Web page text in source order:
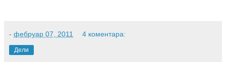
- фебруар 07, 2011 4 коментара:
Дели